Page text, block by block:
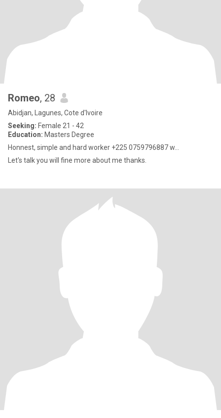
Romeo, 28
Abidjan, Lagunes, Cote d'Ivoire
Seeking: Female 21 - 42
Education: Masters Degree
Honnest, simple and hard worker +225 0759796887 w...
Let's talk you will fine more about me thanks.